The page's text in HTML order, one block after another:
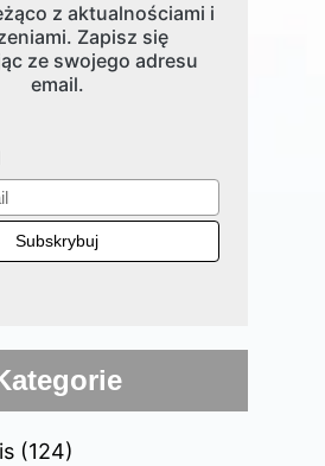
z aktualnościami i
Zapisz się
ze swojego adresu
email.
(124)